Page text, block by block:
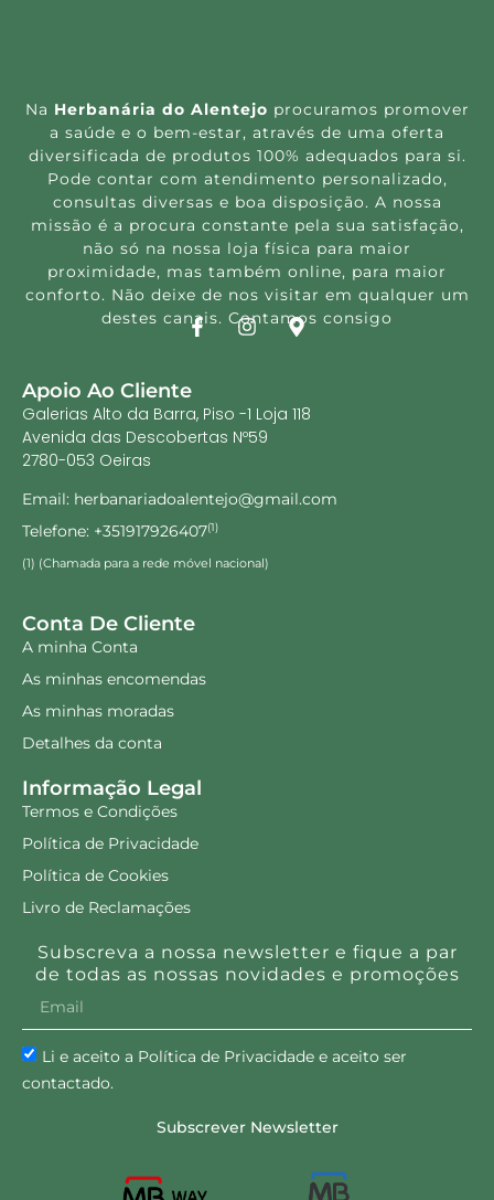
Na Herbanária do Alentejo procuramos promover
a saúde e o bem-estar, através de uma oferta
diversificada de produtos 100% adequados para si.
Pode contar com atendimento personalizado,
consultas diversas e boa disposição. A nossa
missão é a procura constante pela sua satisfação,
não só na nossa loja física para maior
proximidade, mas também online, para maior
conforto. Não deixe de nos visitar em qualquer um
destes canais. Contamos consigo
Apoio Ao Cliente
Galerias Alto da Barra, Piso -1 Loja 118
Avenida das Descobertas Nº59
2780-053 Oeiras
Email: herbanariadoalentejo@gmail.com
Telefone: +351917926407(1)
(1) (Chamada para a rede móvel nacional)
Conta De Cliente
A minha Conta
As minhas encomendas
As minhas moradas
Detalhes da conta
Informação Legal
Termos e Condições
Política de Privacidade
Política de Cookies
Livro de Reclamações
Subscreva a nossa newsletter e fique a par
de todas as nossas novidades e promoções
Li e aceito a Política de Privacidade e aceito ser
contactado.
Subscrever Newsletter